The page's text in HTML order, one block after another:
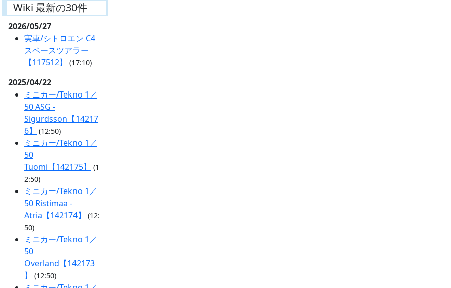
Wiki 最新の30件
2026/05/27
実車/シトロエン C4
スペースツアラー
【117512】
(17:10)
2025/04/22
ミニカー/Tekno 1／
50 ASG -
Sigurdsson【14217
6】
(12:50)
ミニカー/Tekno 1／
50
Tuomi【142175】
(1
2:50)
ミニカー/Tekno 1／
50 Ristimaa -
Atria【142174】
(12:
50)
ミニカー/Tekno 1／
50
Overland【142173
】
(12:50)